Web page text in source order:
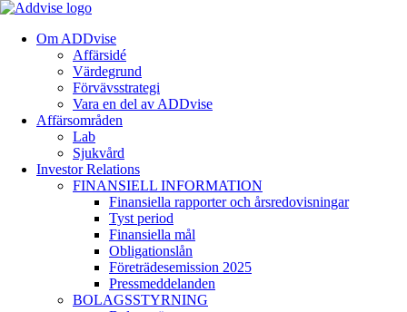
Om ADDvise
Affärsidé
Värdegrund
Förvävsstrategi
Vara en del av ADDvise
Affärsområden
Lab
Sjukvård
Investor Relations
FINANSIELL INFORMATION
Finansiella rapporter och årsredovisningar
Tyst period
Finansiella mål
Obligationslån
Företrädesemission 2025
Pressmeddelanden
BOLAGSSTYRNING